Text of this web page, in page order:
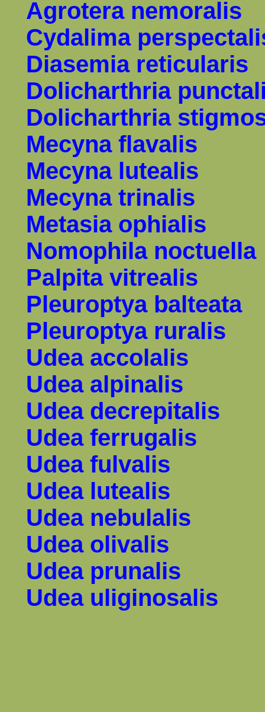
Agrotera nemoralis
Cydalima
Diasemia reticularis
Dolicharthria
Dolicharthria
Mecyna flavalis
Mecyna lutealis
Mecyna trinalis
Metasia ophialis
Nomophila noctuella
Palpita vitrealis
Pleuroptya balteata
Pleuroptya ruralis
Udea accolalis
Udea alpinalis
Udea decrepitalis
Udea ferrugalis
Udea fulvalis
Udea lutealis
Udea nebulalis
Udea olivalis
Udea prunalis
Udea uliginosalis